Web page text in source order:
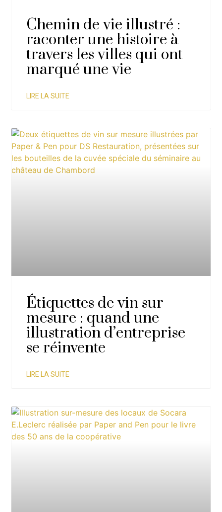
Chemin de vie illustré :
raconter une histoire à
travers les villes qui ont
marqué une vie
LIRE LA SUITE
Étiquettes de vin sur
mesure : quand une
illustration d’entreprise
se réinvente
LIRE LA SUITE